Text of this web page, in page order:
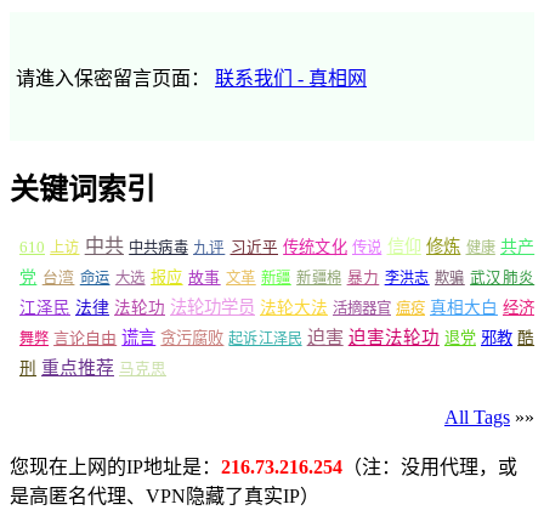
请進入保密留言页面： 联系我们 - 真相网
关键词索引
610 上访 中共 中共病毒 九评 习近平 传统文化 传说 信仰 修炼 健康 共产
党 台湾 命运 大选 报应 故事 文革 新疆 新疆棉 暴力 李洪志 欺骗 武汉肺炎
江泽民 法律 法轮功 法轮功学员 法轮大法 活摘器官 瘟疫 真相大白 经济
舞弊 言论自由 谎言 贪污腐败 起诉江泽民 迫害 迫害法轮功 退党 邪教 酷
刑 重点推荐 马克思
All Tags »»
您现在上网的IP地址是： 216.73.216.254 （注：没用代理，或
是高匿名代理、VPN隐藏了真实IP）